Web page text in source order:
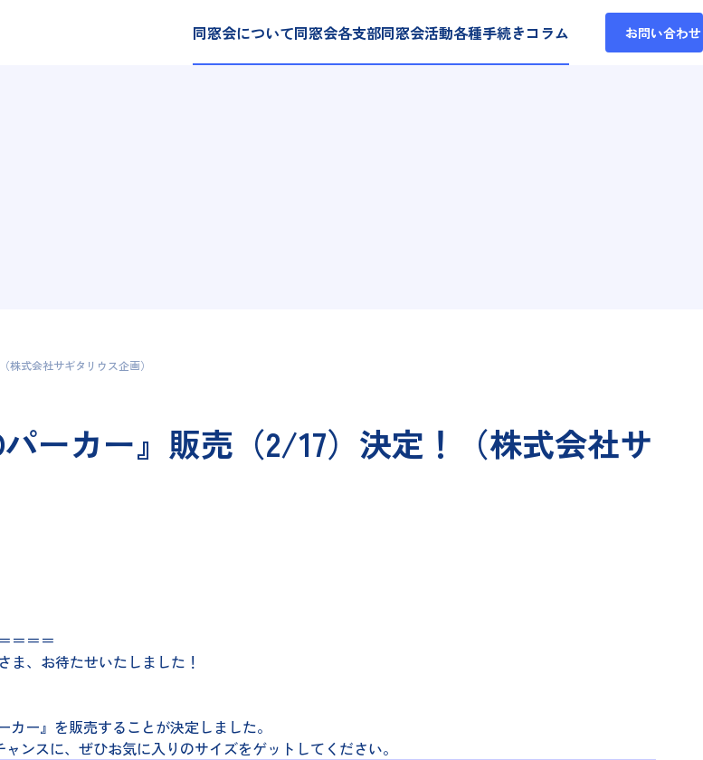
同窓会について同窓会各支部同窓会活動各種手続きコラム お問い合わせ
株式会社サギタリウス企画）
パーカー』販売（2/17）決定！（株式会社サ
＝＝＝
ま、お待たせいたしました！
ー』を販売することが決定しました。
ンスに、ぜひお気に入りのサイズをゲットしてください。